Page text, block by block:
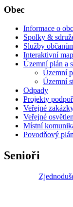
Obec
Informace o
Spolky &
Služby
Interaktivní
Územní plán a
Územní
Územní
Odpady
Projekty
Veřejné
Veřejné
Místní
Povodňový plán
Senioři